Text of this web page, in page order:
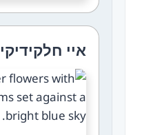
איי חלקידיקי